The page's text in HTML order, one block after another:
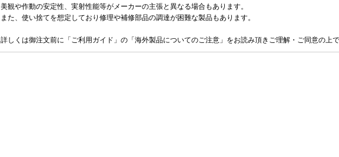
美観や作動の安定性、実射性能等がメーカーの主張と異なる場合もあります。
また、使い捨てを想定しており修理や補修部品の調達が困難な製品もあります。
詳しくは御注文前に「ご利用ガイド」の「海外製品についてのご注意」をお読み頂きご理解・ご同意の上で